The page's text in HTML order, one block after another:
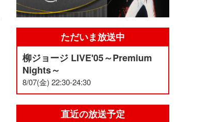
ただいま放送中
柳ジョージ LIVE'05～Premium
Nights～
8/07(金) 22:30-24:30
直近の放送予定